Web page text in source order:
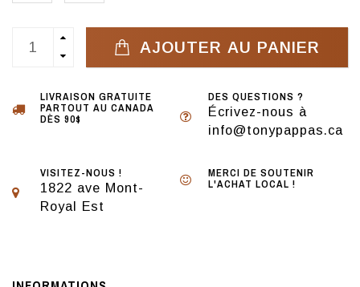
AJOUTER AU PANIER
LIVRAISON GRATUITE
PARTOUT AU CANADA
DÈS 90$
DES QUESTIONS ?
Écrivez-nous à
info@tonypappas.ca
VISITEZ-NOUS !
1822 ave Mont-
Royal Est
MERCI DE SOUTENIR
L'ACHAT LOCAL !